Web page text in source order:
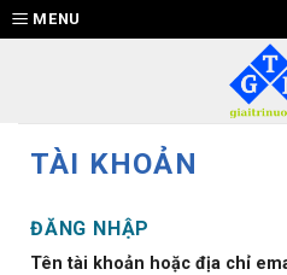
Skip
to
MENU
TÀI KHOẢN
ĐĂNG NHẬP
Tên tài khoản hoặc địa chỉ